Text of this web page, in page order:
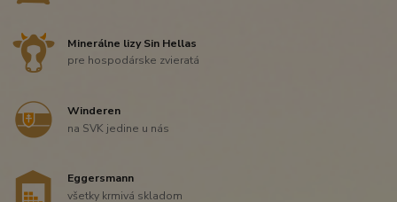
Minerálne lizy Sin Hellas
pre hospodárske zvieratá
Winderen
na SVK jedine u nás
Eggersmann
všetky krmivá skladom